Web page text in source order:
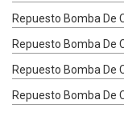
Repuesto Bomba De
Repuesto Bomba De
Repuesto Bomba De
Repuesto Bomba De